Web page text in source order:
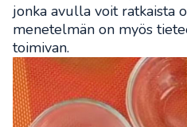
jonka avulla voit ratkaista
menetelmän on myös
toimivan.